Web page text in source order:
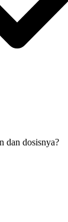
dan dosisnya?